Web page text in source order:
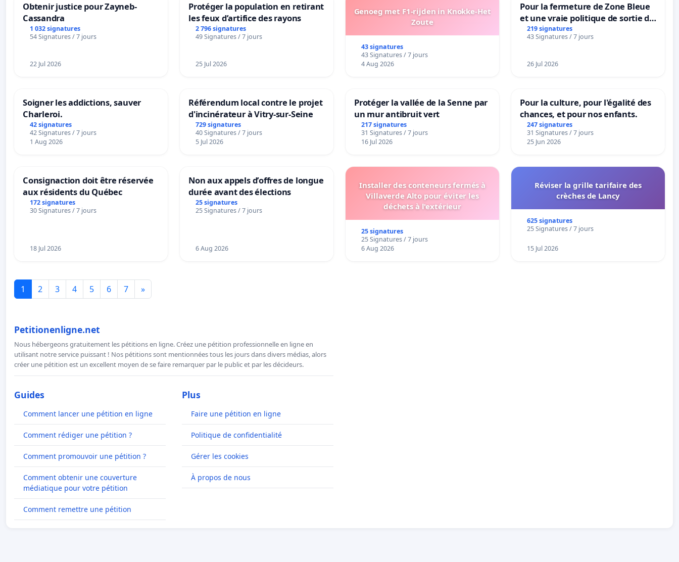
Obtenir justice pour Zayneb-
Cassandra
1 032 signatures
54 Signatures / 7 jours
22 Jul 2026
Protéger la population en retirant
les feux d’artifice des rayons
2 796 signatures
49 Signatures / 7 jours
25 Jul 2026
Genoeg met F1-rijden in Knokke-Het
Zoute
43 signatures
43 Signatures / 7 jours
4 Aug 2026
Pour la fermeture de Zone Bleue
et une vraie politique de sortie de
la dépendance
219 signatures
43 Signatures / 7 jours
26 Jul 2026
Soigner les addictions, sauver
Charleroi.
42 signatures
42 Signatures / 7 jours
1 Aug 2026
Référendum local contre le projet
d'incinérateur à Vitry-sur-Seine
729 signatures
40 Signatures / 7 jours
5 Jul 2026
Protéger la vallée de la Senne par
un mur antibruit vert
217 signatures
31 Signatures / 7 jours
16 Jul 2026
Pour la culture, pour l'égalité des
chances, et pour nos enfants.
247 signatures
31 Signatures / 7 jours
25 Jun 2026
Consignaction doit être réservée
aux résidents du Québec
172 signatures
30 Signatures / 7 jours
18 Jul 2026
Non aux appels d’offres de longue
durée avant des élections
25 signatures
25 Signatures / 7 jours
6 Aug 2026
Installer des conteneurs fermés à
Villaverde Alto pour éviter les
déchets à l'extérieur
25 signatures
25 Signatures / 7 jours
6 Aug 2026
Réviser la grille tarifaire des
crèches de Lancy
625 signatures
25 Signatures / 7 jours
15 Jul 2026
1 2 3 4 5 6 7 »
Petitionenligne.net
Nous hébergeons gratuitement les pétitions en ligne. Créez une pétition professionnelle en ligne en
utilisant notre service puissant ! Nos pétitions sont mentionnées tous les jours dans divers médias, alors
créer une pétition est un excellent moyen de se faire remarquer par le public et par les décideurs.
Guides
Comment lancer une pétition en ligne
Comment rédiger une pétition ?
Comment promouvoir une pétition ?
Comment obtenir une couverture
médiatique pour votre pétition
Comment remettre une pétition
Plus
Faire une pétition en ligne
Politique de confidentialité
Gérer les cookies
À propos de nous